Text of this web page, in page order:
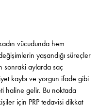
vücudunda hem
yaşandığı süreçler
sonraki aylarda saç
kaybı ve yorgun ifade gibi
haline gelir. Bu noktada
için PRP tedavisi dikkat